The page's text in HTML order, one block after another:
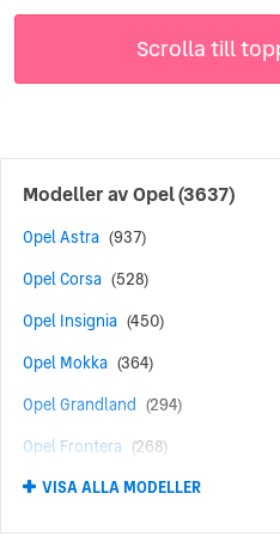
lanserar Opel innovativa
diesel- och bensinmotorer som
Scrolla till
Modeller avOpel(3637)
Opel Astra (937)
Opel Corsa (528)
Opel Insignia (450)
Opel Mokka (364)
Opel Grandland (294)
Opel Frontera (268)
Opel Zafira (210)
Opel Grandland X (107)
VISA ALLA MODELLER